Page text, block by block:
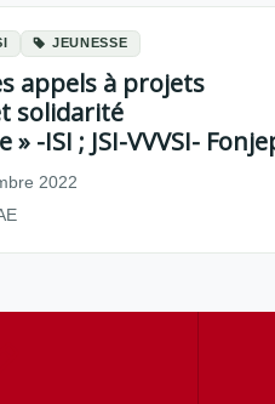
JEUNESSE
appels à projets
solidarité
-ISI ; JSI-VVVSI-
2022